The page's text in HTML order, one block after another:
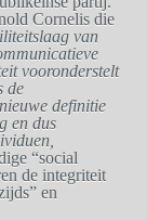
Cornelis die
van
vooronderstelt
de
definitie
en dus
“social
de integriteit
en